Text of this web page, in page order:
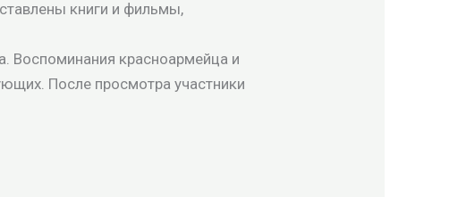
книги и фильмы,
Воспоминания красноармейца и
После просмотра участники